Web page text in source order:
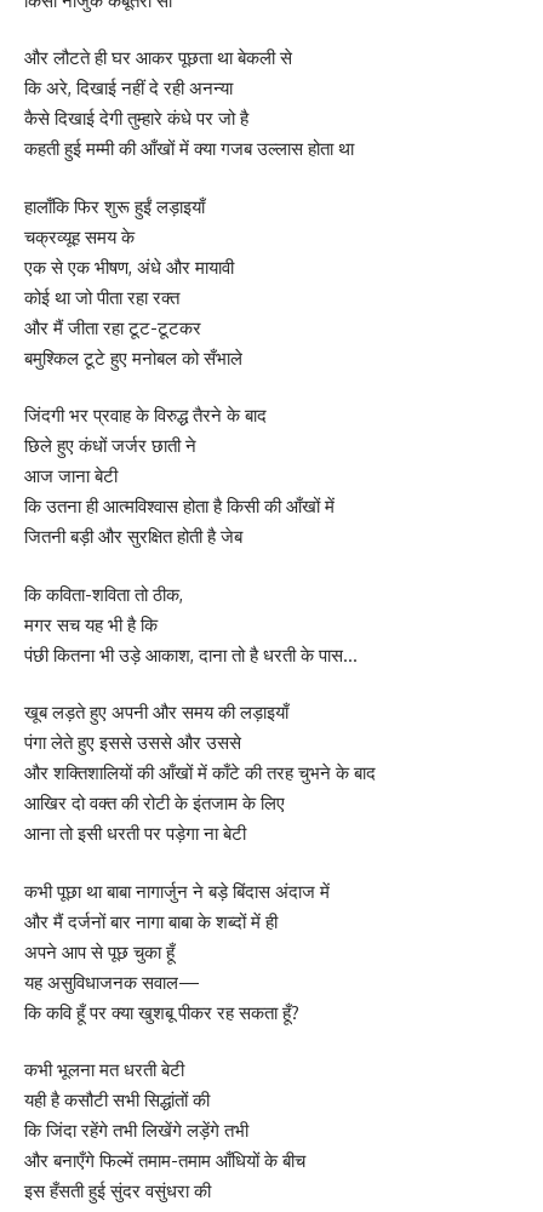
और लौटते ही घर आकर पूछता था बेकली से
कि अरे, दिखाई नहीं दे रही अनन्या
कैसे दिखाई देगी तुम्हारे कंधे पर जो है
कहती हुई मम्मी की आँखों में क्या गजब उल्लास होता था
हालाँकि फिर शुरू हुईं लड़ाइयाँ
चक्रव्यूह समय के
एक से एक भीषण, अंधे और मायावी
कोई था जो पीता रहा रक्त
और मैं जीता रहा टूट-टूटकर
बमुश्किल टूटे हुए मनोबल को सँभाले
जिंदगी भर प्रवाह के विरुद्ध तैरने के बाद
छिले हुए कंधों जर्जर छाती ने
आज जाना बेटी
कि उतना ही आत्मविश्वास होता है किसी की आँखों में
जितनी बड़ी और सुरक्षित होती है जेब
कि कविता-शविता तो ठीक,
मगर सच यह भी है कि
पंछी कितना भी उड़े आकाश, दाना तो है धरती के पास…
खूब लड़ते हुए अपनी और समय की लड़ाइयाँ
पंगा लेते हुए इससे उससे और उससे
और शक्तिशालियों की आँखों में काँटे की तरह चुभने के बाद
आखिर दो वक्त की रोटी के इंतजाम के लिए
आना तो इसी धरती पर पड़ेगा ना बेटी
कभी पूछा था बाबा नागार्जुन ने बड़े बिंदास अंदाज में
और मैं दर्जनों बार नागा बाबा के शब्दों में ही
अपने आप से पूछ चुका हूँ
यह असुविधाजनक सवाल—
कि कवि हूँ पर क्या खुशबू पीकर रह सकता हूँ?
कभी भूलना मत धरती बेटी
यही है कसौटी सभी सिद्धांतों की
कि जिंदा रहेंगे तभी लिखेंगे लड़ेंगे तभी
और बनाएँगे फिल्में तमाम-तमाम आँधियों के बीच
इस हँसती हुई सुंदर वसुंधरा की